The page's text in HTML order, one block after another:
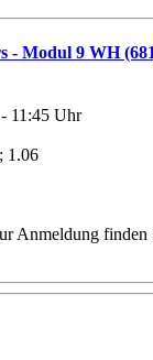
- Modul 9 WH
11:45 Uhr
1.06
Anmeldung finden